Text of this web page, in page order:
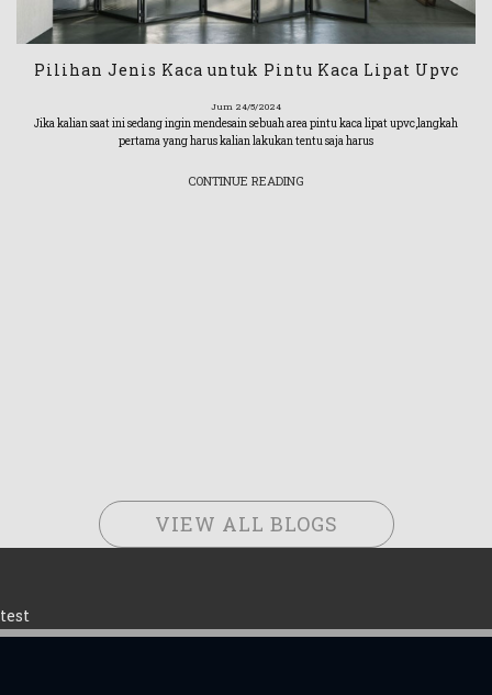
Pilihan Jenis Kaca untuk Pintu Kaca Lipat Upvc
Jum 24/5/2024
Jika kalian saat ini sedang ingin mendesain sebuah area pintu kaca lipat upvc,langkah
pertama yang harus kalian lakukan tentu saja harus
CONTINUE READING
VIEW ALL BLOGS
test